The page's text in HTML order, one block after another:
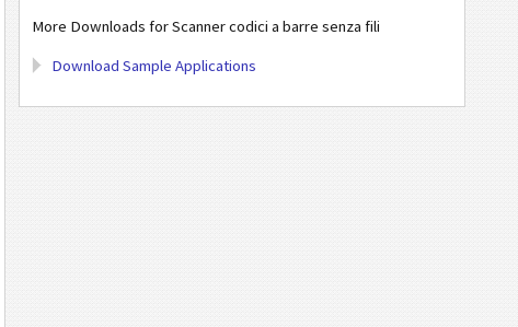
More Downloads for Scanner codici a barre senza fili
Download Sample Applications